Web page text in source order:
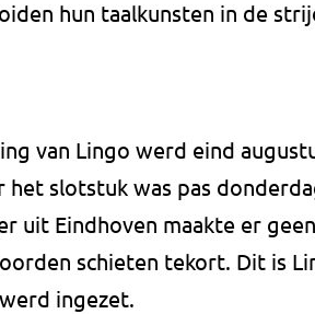
hun taalkunsten in de
van Lingo werd eind
het slotstuk was pas
uit Eindhoven maakte er
schieten tekort. Dit is
ingezet.